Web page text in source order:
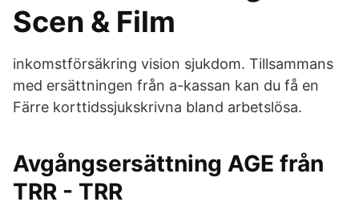
Scen & Film
inkomstförsäkring vision sjukdom. Tillsammans
med ersättningen från a-kassan kan du få en
Färre korttidssjukskrivna bland arbetslösa.
Avgångsersättning AGE från
TRR - TRR